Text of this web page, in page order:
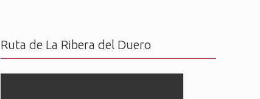
Ruta de La Ribera del Duero